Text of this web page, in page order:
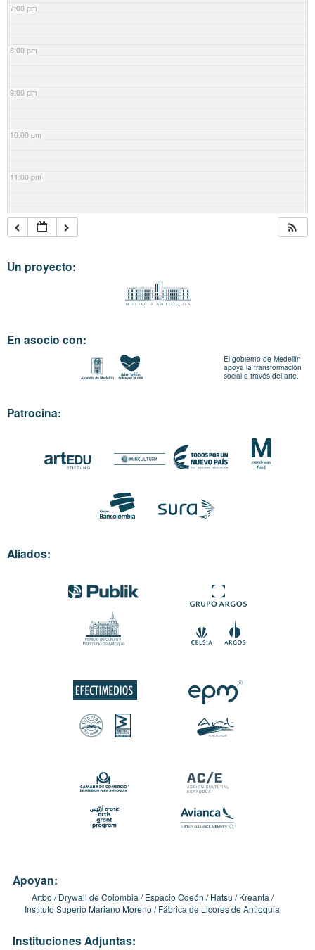
7:00 pm
8:00 pm
9:00 pm
10:00 pm
11:00 pm
Un proyecto:
En asocio con:
El gobierno de Medellín
apoya la transformación
social a través del arte.
Patrocina:
Aliados:
Apoyan:
Artbo Drywall de Colombia Espacio Odeón Hatsu
Kreanta
Instituto Superio Mariano Moreno
Fábrica de Licores de Antioquia
Instituciones Adjuntas: